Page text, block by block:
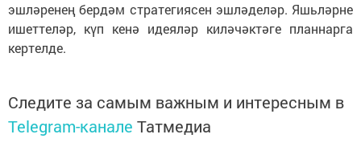
эшләренең бердәм стратегиясен эшләделәр. Яшьләрне
ишеттеләр, күп кенә идеяләр киләчәктәге планнарга
кертелде.
Следите за самым важным и интересным в
Telegram-канале Татмедиа